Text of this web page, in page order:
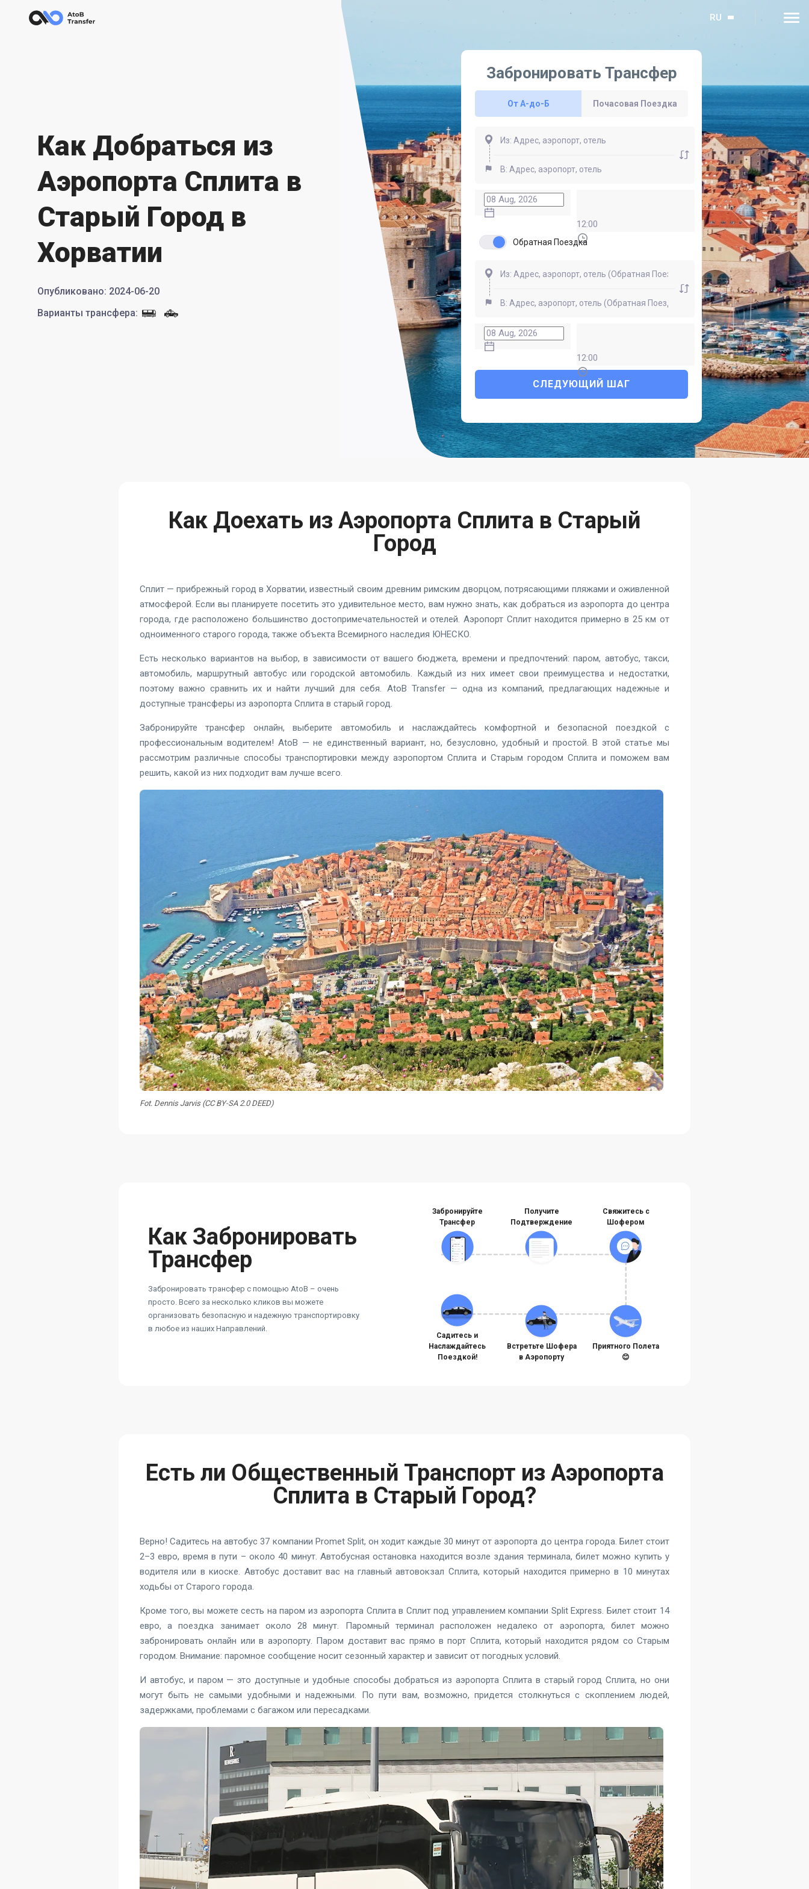
RU
Как Добраться из
Аэропорта Сплита в
Старый Город в
Хорватии
Опубликовано: 2024-06-20
Варианты трансфера:
Забронировать Трансфер
От A-до-Б Почасовая Поездка
12:00
Обратная Поездка
12:00
СЛЕДУЮЩИЙ ШАГ
Как Доехать из Аэропорта Сплита в Старый
Город
Сплит — прибрежный город в Хорватии, известный своим древним римским дворцом, потрясающими пляжами и оживленной
атмосферой. Если вы планируете посетить это удивительное место, вам нужно знать, как добраться из аэропорта до центра
города, где расположено большинство достопримечательностей и отелей. Аэропорт Сплит находится примерно в 25 км от
одноименного старого города, также объекта Всемирного наследия ЮНЕСКО.
Есть несколько вариантов на выбор, в зависимости от вашего бюджета, времени и предпочтений: паром, автобус, такси,
автомобиль, маршрутный автобус или городской автомобиль. Каждый из них имеет свои преимущества и недостатки,
поэтому важно сравнить их и найти лучший для себя. AtoB Transfer — одна из компаний, предлагающих надежные и
доступные трансферы из аэропорта Сплита в старый город.
Забронируйте трансфер онлайн, выберите автомобиль и наслаждайтесь комфортной и безопасной поездкой с
профессиональным водителем! AtoB — не единственный вариант, но, безусловно, удобный и простой. В этой статье мы
рассмотрим различные способы транспортировки между аэропортом Сплита и Старым городом Сплита и поможем вам
решить, какой из них подходит вам лучше всего.
Fot. Dennis Jarvis (CC BY-SA 2.0 DEED)
Как Забронировать
Трансфер
Забронировать трансфер с помощью AtoB – очень
просто. Всего за несколько кликов вы можете
организовать безопасную и надежную транспортировку
в любое из наших Направлений.
Забронируйте
Трансфер
Получите
Подтверждение
Свяжитесь с
Шофером
Садитесь и
Наслаждайтесь
Поездкой!
Встретьте Шофера
в Аэропорту
Приятного Полета
😊
Есть ли Общественный Транспорт из Аэропорта
Сплита в Старый Город?
Верно! Садитесь на автобус 37 компании Promet Split, он ходит каждые 30 минут от аэропорта до центра города. Билет стоит
2–3 евро, время в пути – около 40 минут. Автобусная остановка находится возле здания терминала, билет можно купить у
водителя или в киоске. Автобус доставит вас на главный автовокзал Сплита, который находится примерно в 10 минутах
ходьбы от Старого города.
Кроме того, вы можете сесть на паром из аэропорта Сплита в Сплит под управлением компании Split Express. Билет стоит 14
евро, а поездка занимает около 28 минут. Паромный терминал расположен недалеко от аэропорта, билет можно
забронировать онлайн или в аэропорту. Паром доставит вас прямо в порт Сплита, который находится рядом со Старым
городом. Внимание: паромное сообщение носит сезонный характер и зависит от погодных условий.
И автобус, и паром — это доступные и удобные способы добраться из аэропорта Сплита в старый город Сплита, но они
могут быть не самыми удобными и надежными. По пути вам, возможно, придется столкнуться с скоплением людей,
задержками, проблемами с багажом или пересадками.